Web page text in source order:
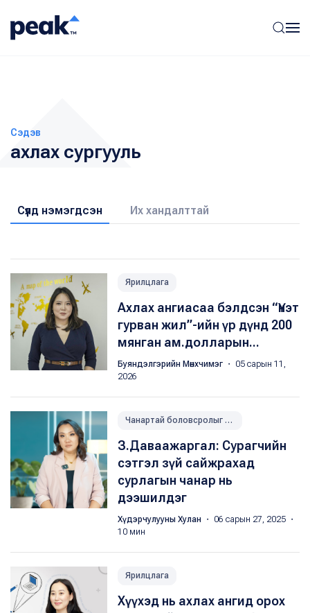
Сэдэв
ахлах сургууль
Сүүлд нэмэгдсэн Их хандалттай
Ярилцлага
Ахлах ангиасаа бэлдсэн “Үнэт
гурван жил”-ийн үр дүнд 200
мянган ам.долларын...
Буяндэлгэрийн Мөнхчимэг ・ 05 сарын 11,
2026
Чанартай боловсролыг дэмжих
З.Даваажаргал: Сурагчийн
сэтгэл зүй сайжрахад
сурлагын чанар нь
дээшилдэг
Хүдэрчулууны Хулан
・ 06 сарын 27, 2025 ・
10 мин
Ярилцлага
Хүүхэд нь ахлах ангид орох